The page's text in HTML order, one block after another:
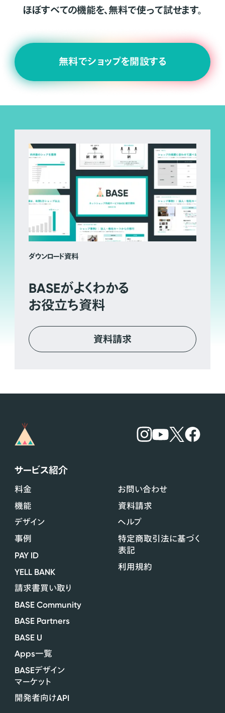
ほぼすべての機能を、無料で使って試せます。
無料でショップを開設する
ダウンロード資料
BASEがよくわかる
お役立ち資料
資料請求
サービス紹介
料金
機能
デザイン
事例
PAY ID
YELL BANK
請求書買い取り
BASE Community
BASE Partners
BASE U
Apps一覧
BASEデザイン
マーケット
開発者向けAPI
お問い合わせ
資料請求
ヘルプ
特定商取引法に基づく
表記
利用規約